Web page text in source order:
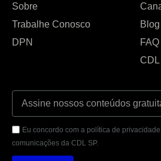
Sobre
Trabalhe Conosco
DPN
Blog
FAQ
Eu concordo com a política de
comunicações da CDL SP.